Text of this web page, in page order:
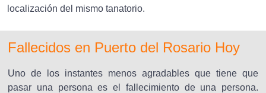
localización del mismo tanatorio.
Fallecidos en Puerto del Rosario Hoy
Uno de los instantes menos agradables que tiene que
pasar una persona es el fallecimiento de una persona.